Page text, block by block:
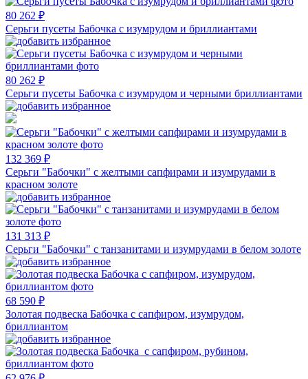
80 262 ₽
Серьги пусеты Бабочка с изумрудом и бриллиантами
80 262 ₽
Серьги пусеты Бабочка с изумрудом и черными бриллиантами
132 369 ₽
Серьги "Бабочки" с желтыми сапфирами и изумрудами в
красном золоте
131 313 ₽
Серьги "Бабочки" с танзанитами и изумрудами в белом золоте
68 590 ₽
Золотая подвеска Бабочка с сапфиром, изумрудом,
бриллиантом